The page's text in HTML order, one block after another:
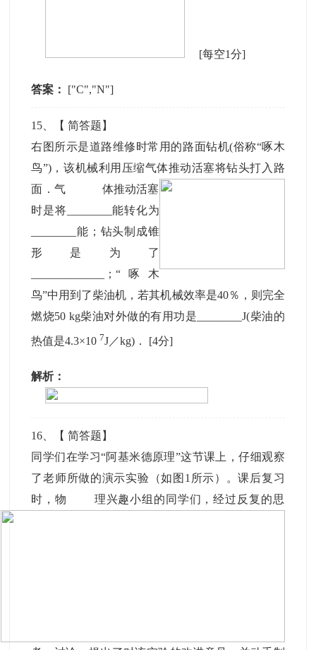
[每空1分]
答案： ["C","N"]
15 、【简答题 】
右图所示是道路维修时常用的路面钻机(俗称“啄木
鸟”)，该机械利用压缩气体推动活塞将钻头打入路
面．气
体推动活塞
时是将________能转化为
________能；钻头制成锥
形是为了
_____________；“啄木
鸟”中用到了柴油机，若其机械效率是40％，则完全
燃烧50 kg柴油对外做的有用功是________J(柴油的
热值是4.3×10 7J／kg)． [4分]
解析：
16 、【简答题 】
同学们在学习“阿基米德原理”这节课上，仔细观察
了老师所做的演示实验（如图1所示）。课后复习
时，物
理兴趣小组的同学们，经过反复的思